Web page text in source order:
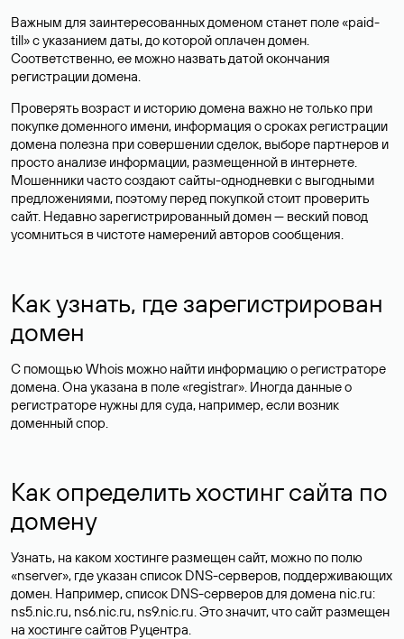
Важным для заинтересованных доменом станет поле «paid-
till» с указанием даты, до которой оплачен домен.
Соответственно, ее можно назвать датой окончания
регистрации домена.
Проверять возраст и историю домена важно не только при
покупке доменного имени, информация о сроках регистрации
домена полезна при совершении сделок, выборе партнеров и
просто анализе информации, размещенной в интернете.
Мошенники часто создают сайты-однодневки с выгодными
предложениями, поэтому перед покупкой стоит проверить
сайт. Недавно зарегистрированный домен — веский повод
усомниться в чистоте намерений авторов сообщения.
Как узнать, где зарегистрирован
домен
С помощью Whois можно найти информацию о регистраторе
домена. Она указана в поле «registrar». Иногда данные о
регистраторе нужны для суда, например, если возник
доменный спор.
Как определить хостинг сайта по
домену
Узнать, на каком хостинге размещен сайт, можно по полю
«nserver», где указан список DNS-серверов, поддерживающих
домен. Например, список DNS-серверов для домена nic.ru:
ns5.nic.ru, ns6.nic.ru, ns9.nic.ru. Это значит, что сайт размещен
на хостинге сайтов Руцентра.